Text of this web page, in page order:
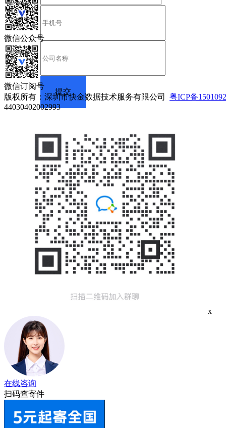
微信公众号
微信订阅号
版权所有：深圳市快金数据技术服务有限公司 粤ICP备
44030402002993
x
在线咨询
扫码查寄件